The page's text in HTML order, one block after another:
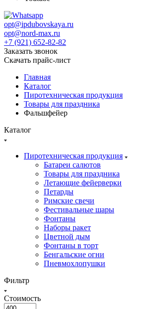
opt@ipdubovskaya.ru
opt@nord-max.ru
+7 (921) 652-82-82
Заказать звонок
Скачать прайс-лист
Главная
Каталог
Пиротехническая продукция
Товары для праздника
Фальшфейер
Каталог
Пиротехническая продукция
Батареи салютов
Товары для праздника
Летающие фейерверки
Петарды
Римские свечи
Фестивальные шары
Фонтаны
Наборы ракет
Цветной дым
Фонтаны в торт
Бенгальские огни
Пневмохлопушки
Фильтр
Стоимость